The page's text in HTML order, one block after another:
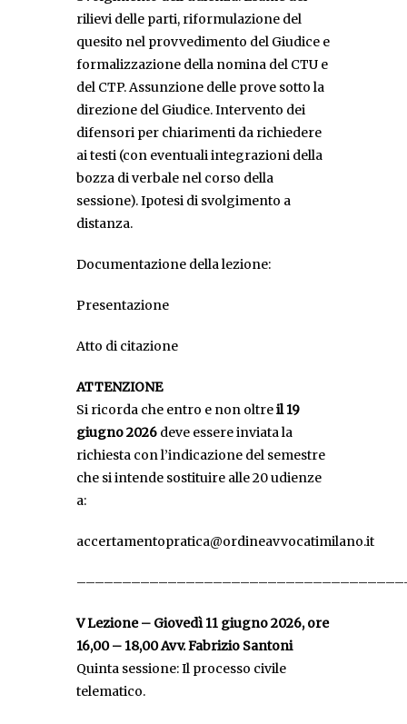
rilievi delle parti, riformulazione del
quesito nel provvedimento del Giudice e
formalizzazione della nomina del CTU e
del CTP. Assunzione delle prove sotto la
direzione del Giudice. Intervento dei
difensori per chiarimenti da richiedere
ai testi (con eventuali integrazioni della
bozza di verbale nel corso della
sessione). Ipotesi di svolgimento a
distanza.
Documentazione della lezione:
Presentazione
Atto di citazione
ATTENZIONE
Si ricorda che entro e non oltreil 19
giugno 2026 deve essere inviata la
richiesta con l’indicazione del semestre
che si intende sostituire alle 20 udienze
a:
accertamentopratica@ordineavvocatimilano.it
V Lezione – Giovedì 11 giugno 2026, ore
16,00 – 18,00 Avv. Fabrizio Santoni
Quinta sessione: Il processo civile
telematico.